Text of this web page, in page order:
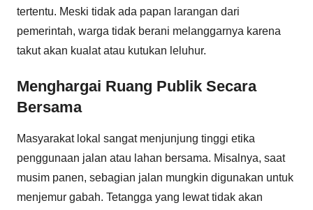
tertentu. Meski tidak ada papan larangan dari
pemerintah, warga tidak berani melanggarnya karena
takut akan kualat atau kutukan leluhur.
Menghargai Ruang Publik Secara
Bersama
Masyarakat lokal sangat menjunjung tinggi etika
penggunaan jalan atau lahan bersama. Misalnya, saat
musim panen, sebagian jalan mungkin digunakan untuk
menjemur gabah. Tetangga yang lewat tidak akan